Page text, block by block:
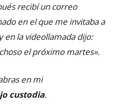
recibí un correo
en el que me invitaba a
en la videollamada dijo:
el próximo martes».
en mi
custodia.